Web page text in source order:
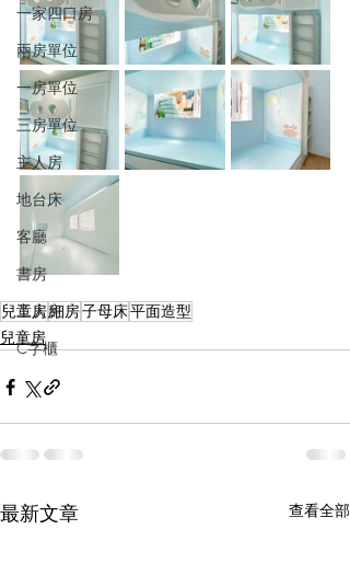
一家四口房
兩房單位
一房單位
三房單位
主人房
地台床
客廳
書房
工人房
C字櫃
兒童房細房子母床平面造型
兒童房
最新文章 查看全部